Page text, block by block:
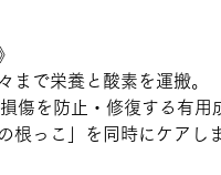
まで栄養と酸素を運搬。
傷を防止・修復する有用
根っこ」を同時にケアし